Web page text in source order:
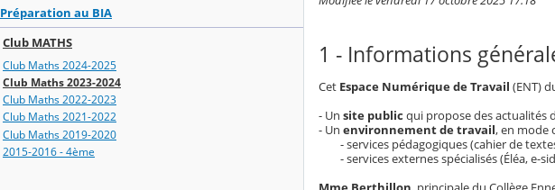
Préparation au BIA
Club MATHS
Club Maths 2024-2025
Club Maths 2023-2024
Club Maths 2022-2023
Club Maths 2021-2022
Club Maths 2019-2020
2015-2016 - 4ème
1 - Informations
Cet Espace Numérique de Travail (ENT)
- Un site public qui propose des actualités
- Un environnement de travail, en mode
- services pédagogiques (cahier de
- services externes spécialisés (Éléa, e-